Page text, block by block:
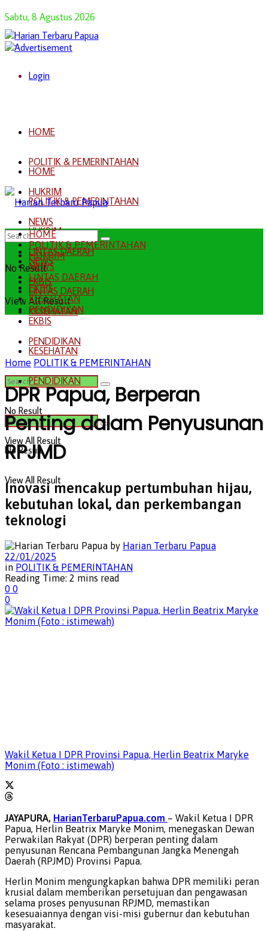
Sabtu, 8 Agustus 2026
Login
HOME
POLITIK & PEMERINTAHAN
HUKRIM
NEWS
LINTAS DAERAH
EKBIS
KESEHATAN
PENDIDIKAN
No Result
View All Result
HOME
POLITIK & PEMERINTAHAN
HUKRIM
NEWS
LINTAS DAERAH
EKBIS
KESEHATAN
PENDIDIKAN
No Result
View All Result
No Result
View All Result
HOME
POLITIK & PEMERINTAHAN
HUKRIM
NEWS
LINTAS DAERAH
EKBIS
KESEHATAN
PENDIDIKAN
Home POLITIK & PEMERINTAHAN
DPR Papua, Berperan
Penting dalam Penyusunan
RPJMD
Inovasi mencakup pertumbuhan hijau,
kebutuhan lokal, dan perkembangan
teknologi
by Harian Terbaru Papua
22/01/2025
in POLITIK & PEMERINTAHAN
Reading Time: 2 mins read
0 0
0
Wakil Ketua I DPR Provinsi Papua, Herlin Beatrix Maryke
Monim (Foto : istimewah)
JAYAPURA, HarianTerbaruPapua.com – Wakil Ketua I DPR
Papua, Herlin Beatrix Maryke Monim, menegaskan Dewan
Perwakilan Rakyat (DPR) berperan penting dalam
penyusunan Rencana Pembangunan Jangka Menengah
Daerah (RPJMD) Provinsi Papua.
Herlin Monim mengungkapkan bahwa DPR memiliki peran
krusial dalam memberikan persetujuan dan pengawasan
selama proses penyusunan RPJMD, memastikan
kesesuaiannya dengan visi-misi gubernur dan kebutuhan
masyarakat.